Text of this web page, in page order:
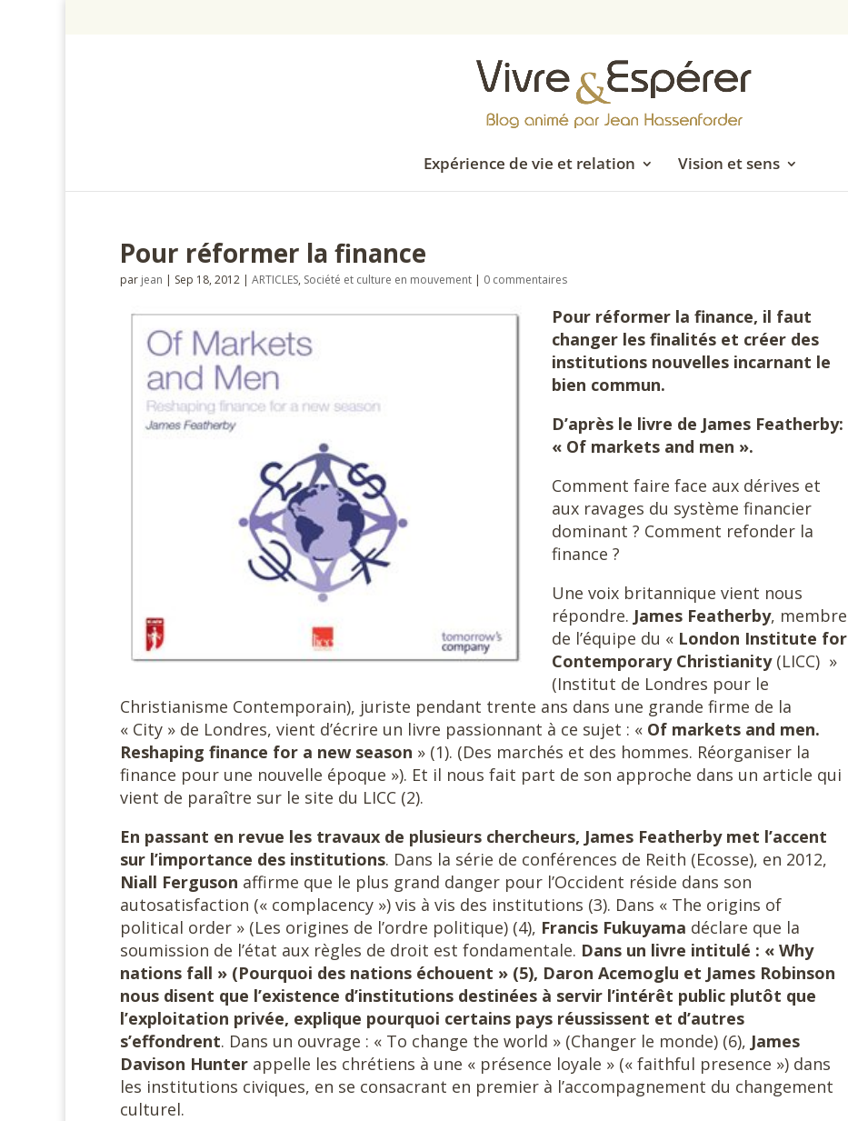
Expérience de vie et relation Vision et sens
Pour réformer la finance
par jean | Sep 18, 2012 | ARTICLES, Société et culture en mouvement | 0 commentaires
Pour réformer la finance, il faut
changer les finalités et créer des
institutions nouvelles incarnant le
bien commun.
D’après le livre de James Featherby:
« Of markets and men ».
Comment faire face aux dérives et
aux ravages du système financier
dominant ? Comment refonder la
finance ?
Une voix britannique vient nous
répondre. James Featherby, membre
de l’équipe du « London Institute for
Contemporary Christianity(LICC) »
(Institut de Londres pour le
Christianisme Contemporain), juriste pendant trente ans dans une grande firme de la
« City » de Londres, vient d’écrire un livre passionnant à ce sujet : « Of markets and men.
Reshaping finance for a new season » (1). (Des marchés et des hommes. Réorganiser la
finance pour une nouvelle époque »). Et il nous fait part de son approche dans un article qui
vient de paraître sur le site du LICC (2).
En passant en revue les travaux de plusieurs chercheurs, James Featherby met l’accent
sur l’importance des institutions. Dans la série de conférences de Reith (Ecosse), en 2012,
Niall Ferguson affirme que le plus grand danger pour l’Occident réside dans son
autosatisfaction (« complacency ») vis à vis des institutions (3). Dans « The origins of
political order » (Les origines de l’ordre politique) (4), Francis Fukuyama déclare que la
soumission de l’état aux règles de droit est fondamentale. Dans un livre intitulé : « Why
nations fall » (Pourquoi des nations échouent » (5), Daron Acemoglu et James Robinson
nous disent que l’existence d’institutions destinées à servir l’intérêt public plutôt que
l’exploitation privée, explique pourquoi certains pays réussissent et d’autres
s’effondrent. Dans un ouvrage : « To change the world » (Changer le monde) (6), James
Davison Hunter appelle les chrétiens à une « présence loyale » (« faithful presence ») dans
les institutions civiques, en se consacrant en premier à l’accompagnement du changement
culturel.